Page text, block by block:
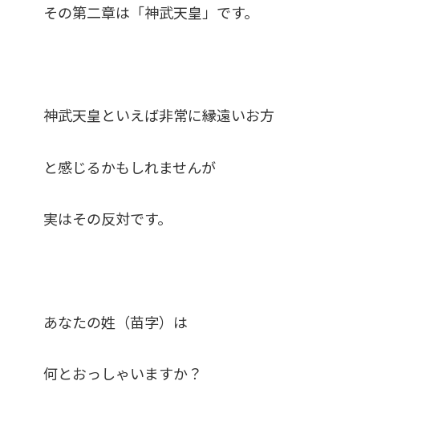
その第二章は「神武天皇」です。
神武天皇といえば非常に縁遠いお方
と感じるかもしれませんが
実はその反対です。
あなたの姓（苗字）は
何とおっしゃいますか？